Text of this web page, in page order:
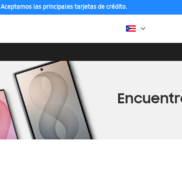
Aceptamos las principales tarjetas de crédito.